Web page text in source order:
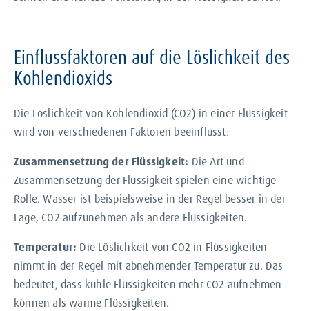
Einflussfaktoren auf die Löslichkeit des
Kohlendioxids
Die Löslichkeit von Kohlendioxid (CO2) in einer Flüssigkeit
wird von verschiedenen Faktoren beeinflusst:
Zusammensetzung der Flüssigkeit: Die Art und
Zusammensetzung der Flüssigkeit spielen eine wichtige
Rolle. Wasser ist beispielsweise in der Regel besser in der
Lage, CO2 aufzunehmen als andere Flüssigkeiten.
Temperatur: Die Löslichkeit von CO2 in Flüssigkeiten
nimmt in der Regel mit abnehmender Temperatur zu. Das
bedeutet, dass kühle Flüssigkeiten mehr CO2 aufnehmen
können als warme Flüssigkeiten.